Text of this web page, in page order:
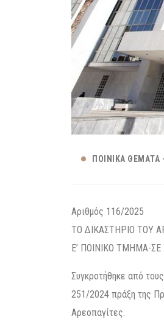
ΠΟΙΝΙΚΆ ΘΈΜΑΤΑ
Αριθμός 116/2025
ΤΟ ΔΙΚΑΣΤΗΡΙΟ ΤΟΥ
Ε’ ΠΟΙΝΙΚΟ ΤΜΗΜΑ-
Συγκροτήθηκε από
251/2024 πράξη της
Αρεοπαγίτες.